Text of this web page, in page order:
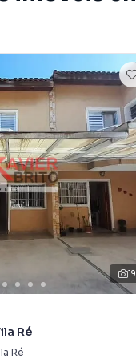
e aproveite essa
valorizada do
informações sobre
2000.
tem mais opções
e barracões para
na planta em
para encontrar
forma totalmente
ou alugar um
online, direto do
a relação de
rápido e gratuito!
19
Ré
Ré